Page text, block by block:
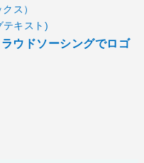
ス）
キスト)
ウドソーシングでロゴ